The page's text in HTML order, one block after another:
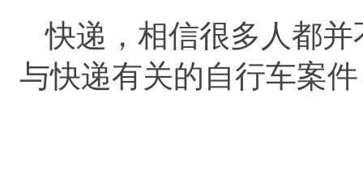
快递，相信很多人都
与快递有关的自行车案